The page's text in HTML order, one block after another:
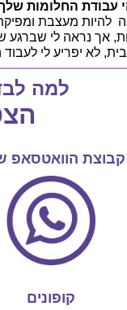
עבודת החלומות
להיות מעצבת
אך נראה לי שברגע
לא יפריע לי
למה
קבוצת הוואטסאפ
קופונים